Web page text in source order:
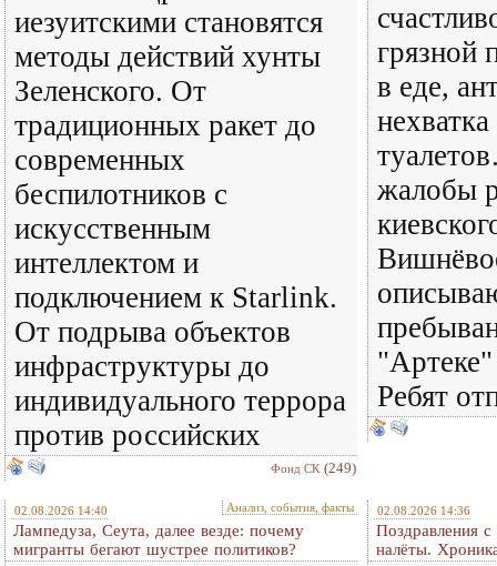
иезуитскими становятся
методы действий хунты
Зеленского. От
традиционных ракет до
современных
беспилотников с
искусственным
интеллектом и
подключением к Starlink.
От подрыва объектов
инфраструктуры до
индивидуального террора
против российских
Фонд СК (249)
грязной
в еде,
жалобы
"Артеке"
Ребят
02.08.2026 14:40 Анализ, события, факты
Лампедуза, Сеута, далее везде: почему
мигранты бегают шустрее политиков?
02.08.2026 14:36
Поздравления
налёты.